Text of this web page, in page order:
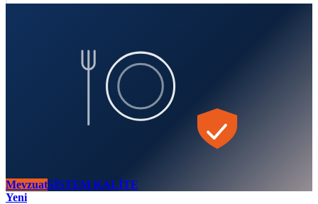
MevzuatSİSTEM KALİTE
Yeni